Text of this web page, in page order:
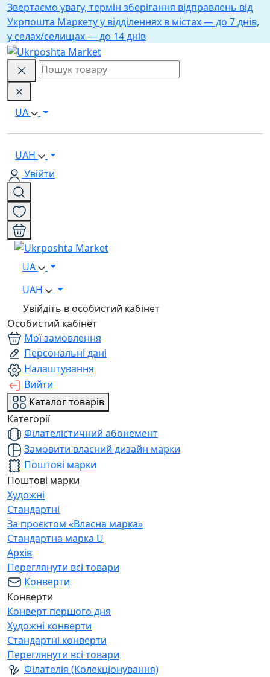
Звертаємо увагу, термін зберігання відправлень від
Укрпошта Маркету у відділеннях в містах — до 7 днів,
у селах/селищах — до 14 днів
UA
UAH
Увійти
UA
UAH
Увійдіть в особистий кабінет
Особистий кабінет
Мої замовлення
Персональні дані
Налаштування
Вийти
Каталог товарів
Категорії
Філателістичний абонемент
Замовити власний дизайн марки
Поштові марки
Поштові марки
Художні
Стандартні
За проєктом «Власна марка»
Стандартна марка U
Архів
Переглянути всі товари
Конверти
Конверти
Конверт першого дня
Художні конверти
Стандартні конверти
Переглянути всі товари
Філателія (Колекціонування)